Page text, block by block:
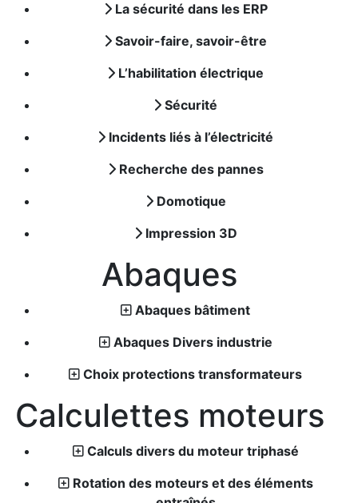
La sécurité dans les ERP
Savoir-faire, savoir-être
L’habilitation électrique
Sécurité
Incidents liés à l’électricité
Recherche des pannes
Domotique
Impression 3D
Abaques
Abaques bâtiment
Abaques Divers industrie
Choix protections transformateurs
Calculettes moteurs
Calculs divers du moteur triphasé
Rotation des moteurs et des éléments